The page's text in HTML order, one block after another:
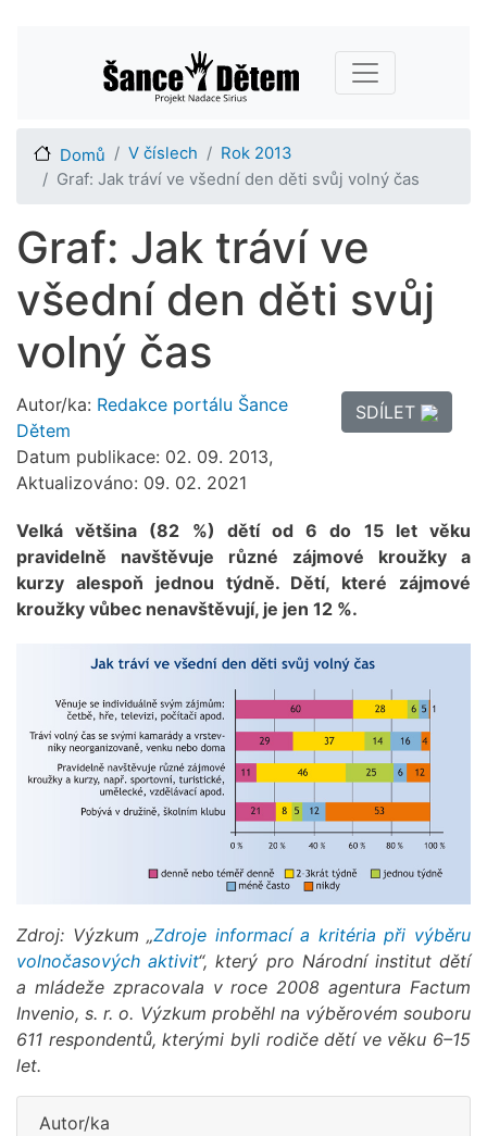
hlavnímu
obsahu
Main navigation
Domů V číslech
Rok 2013
Graf: Jak tráví ve všední den děti svůj volný čas
Graf: Jak tráví ve
všední den děti svůj
volný čas
Autor/ka: Redakce portálu Šance
Dětem
Datum publikace: 02. 09. 2013,
Aktualizováno: 09. 02. 2021
SDÍLET
Velká většina (82 %) dětí od 6 do 15 let věku
pravidelně navštěvuje různé zájmové kroužky a
kurzy alespoň jednou týdně. Dětí, které zájmové
kroužky vůbec nenavštěvují, je jen 12 %.
Zdroj: Výzkum „Zdroje informací a kritéria při výběru
volnočasových aktivit“, který pro Národní institut dětí
a mládeže zpracovala v roce 2008 agentura Factum
Invenio, s. r. o. Výzkum proběhl na výběrovém souboru
611 respondentů, kterými byli rodiče dětí ve věku 6–15
let.
Autor/ka